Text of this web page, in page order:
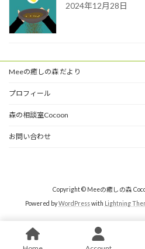
2024年12月28日
Meeの癒しの森 だより
プロフィール
森の相談室Cocoon
お問い合わせ
Copyright © Meeの癒しの森
Powered byWordPresswith Lightning